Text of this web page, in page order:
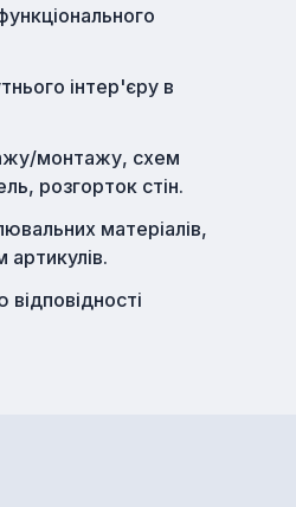
інтер'єру в
монтажу, схем
розгорток стін.
матеріалів,
артикулів.